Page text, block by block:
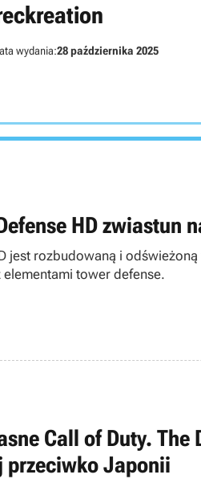
wydania:28 października 2025
HD zwiastun
jest rozbudowaną i
tower defense.
Call of Duty.
przeciwko Japonii